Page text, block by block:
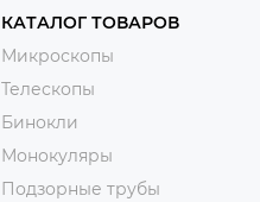
КАТАЛОГ ТОВАРОВ
Микроскопы
Телескопы
Бинокли
Монокуляры
Подзорные трубы